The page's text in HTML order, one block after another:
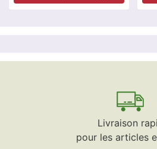
Livraison
pour les articles